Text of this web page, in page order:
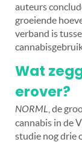
auteurs
groeiende
verband is
Wat
erover?
NORML , de
cannabis in de
studie nog drie